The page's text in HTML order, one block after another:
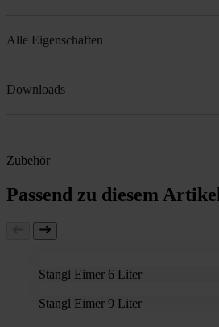
Alle Eigenschaften
Downloads
Zubehör
Passend zu diesem Artikel
Stangl Eimer 6 Liter
Stangl Eimer 9 Liter